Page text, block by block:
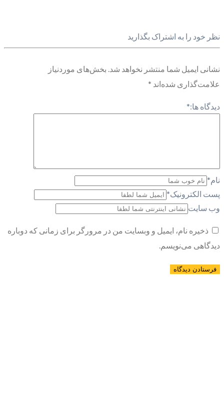
نظر خود را به اشتراک بگذارید
نشانی ایمیل شما منتشر نخواهد شد. بخش‌های موردنیاز
علامت‌گذاری شده‌اند *
دیدگاه ها:*
نام*
پست الکترونیک*
وب سایت
ذخیره نام، ایمیل و وبسایت من در مرورگر برای زمانی که دوباره
دیدگاهی می‌نویسم.